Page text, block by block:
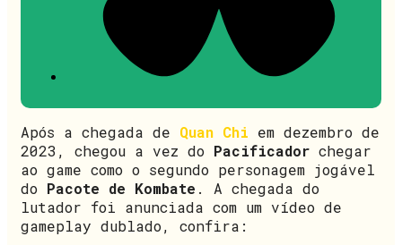
Após a chegada de Quan Chi em dezembro de
2023, chegou a vez do Pacificador chegar
ao game como o segundo personagem jogável
do Pacote de Kombate . A chegada do
lutador foi anunciada com um vídeo de
gameplay dublado, confira: